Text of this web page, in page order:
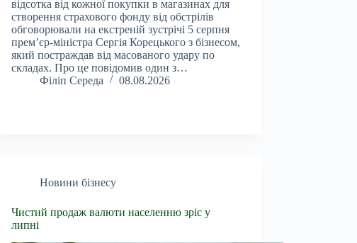
відсотка від кожної покупки в магазинах для
створення страхового фонду від обстрілів
обговорювали на екстреній зустрічі 5 серпня
прем’єр-міністра Сергія Корецького з бізнесом,
який постраждав від масованого удару по
складах. Про це повідомив один з…
Філіп Середа
08.08.2026
Новини бізнесу
Чистий продаж валюти населенню зріс у
липні